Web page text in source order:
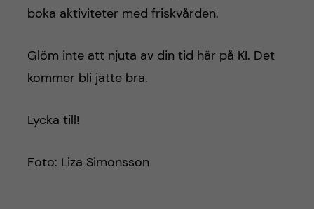
boka aktiviteter med friskvården.
Glöm inte att njuta av din tid här på KI. Det
kommer bli jätte bra.
Lycka till!
Foto: Liza Simonsson